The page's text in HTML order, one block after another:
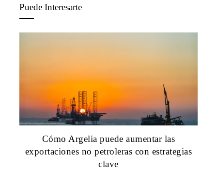
Puede Interesarte
Cómo Argelia puede aumentar las
exportaciones no petroleras con estrategias
clave